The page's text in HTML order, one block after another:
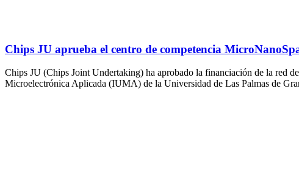
Chips JU aprueba el centro de competencia
Chips JU (Chips Joint Undertaking) ha aprobado la financiación de la red
Microelectrónica Aplicada (IUMA) de la Universidad de Las Palmas de